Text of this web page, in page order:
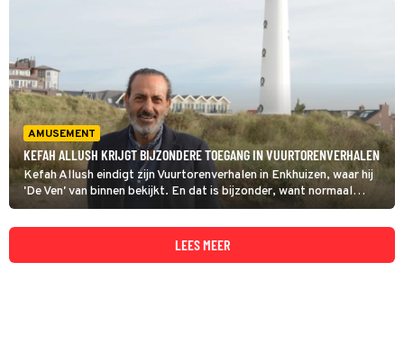
AMUSEMENT
KEFAH ALLUSH KRIJGT BIJZONDERE TOEGANG IN VUURTORENVERHALEN
Kefah Allush eindigt zijn Vuurtorenverhalen in Enkhuizen, waar hij
'De Ven' van binnen bekijkt. En dat is bijzonder, want normaal
gesproken is deze eeuwenoude bakstenen vuurtoren niet
toegankelijk voor publiek.
LEES MEER